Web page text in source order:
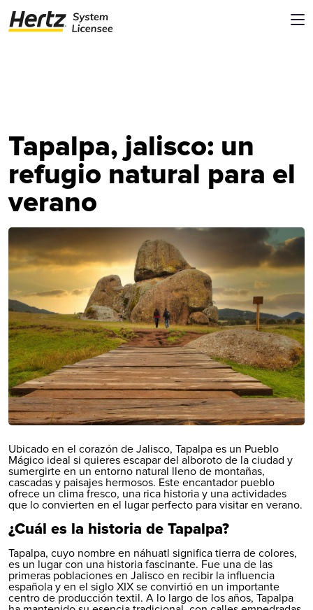
Tapalpa, jalisco: un
refugio natural para el
verano
Ubicado en el corazón de Jalisco, Tapalpa es un Pueblo
Mágico ideal si quieres escapar del alboroto de la ciudad y
sumergirte en un entorno natural lleno de montañas,
cascadas y paisajes hermosos. Este encantador pueblo
ofrece un clima fresco, una rica historia y una actividades
que lo convierten en el lugar perfecto para visitar en verano.
¿Cuál es la historia de Tapalpa?
Tapalpa, cuyo nombre en náhuatl significa tierra de colores,
es un lugar con una historia fascinante. Fue una de las
primeras poblaciones en Jalisco en recibir la influencia
española y en el siglo XIX se convirtió en un importante
centro de producción textil. A lo largo de los años, Tapalpa